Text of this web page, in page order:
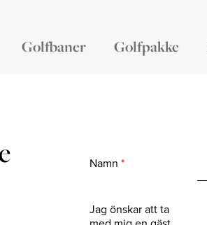
Golfbaner Golfpakke
Namn *
Jag önskar att ta